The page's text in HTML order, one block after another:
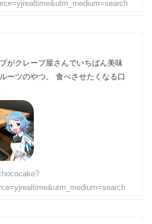
がクレープ屋さんでいちばん美味
ーツのやつ。 食べさせたくなる口